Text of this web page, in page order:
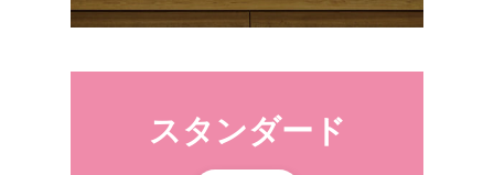
スタンダード